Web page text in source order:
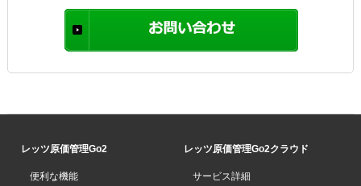
レッツ原価管理Go2
便利な機能
レッツ原価管理Go2クラウド
サービス詳細